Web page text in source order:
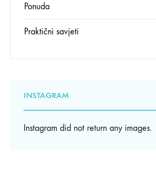
Ponuda
Praktični savjeti
INSTAGRAM
Instagram did not return any images.